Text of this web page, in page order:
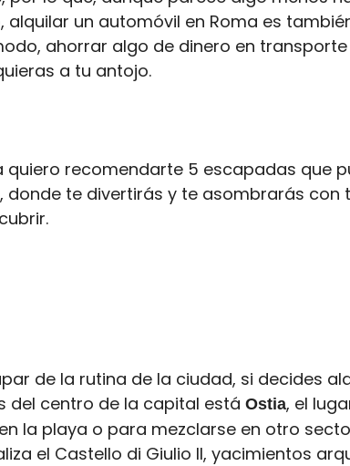
alquilar un automóvil en Roma es
ahorrar algo de dinero en
a tu antojo.
quiero recomendarte 5 escapadas que
donde te divertirás y te asombrarás con
de la rutina de la ciudad, si decides
del centro de la capital está Ostia, el
la playa o para mezclarse en otro
el Castello di Giulio II, yacimientos